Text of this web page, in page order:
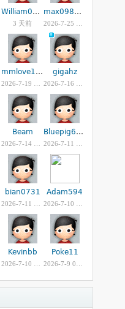
William0522
3 天前
max0982885908
mmlove121imyrs gigahz
Beam Bluepig69598785
bian0731 Adam594
Kevinbb Poke11